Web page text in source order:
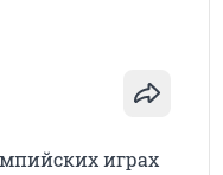
играх